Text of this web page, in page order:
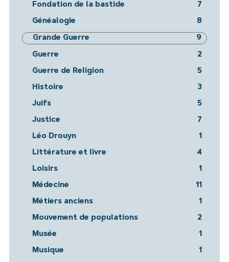
Fondation de la bastide 7
Généalogie 8
Grande Guerre 9
Guerre 2
Guerre de Religion 5
Histoire 3
Juifs 5
Justice 7
Léo Drouyn 1
Littérature et livre 4
Loisirs 1
Médecine 11
Métiers anciens 1
Mouvement de populations 2
Musée 1
Musique 1